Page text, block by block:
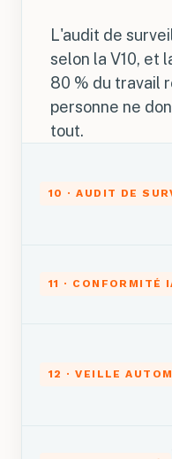
L'audit de
selon la V10, et
80 % du travail
personne ne
tout.
10 · AUDIT DE
11 · CONFORMITÉ
12 · VEILLE